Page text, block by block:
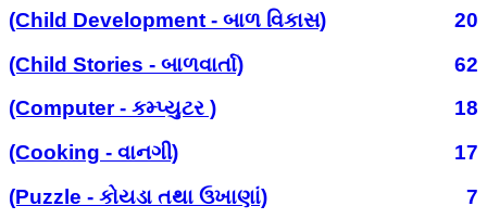
(Child Development - બાળ વિકાસ)
20
(Child Stories - બાળવાર્તા)
62
(Computer - કમ્પ્યુટર )
18
(Cooking - વાનગી)
17
(Puzzle - કોયડા તથા ઉખાણાં)
7